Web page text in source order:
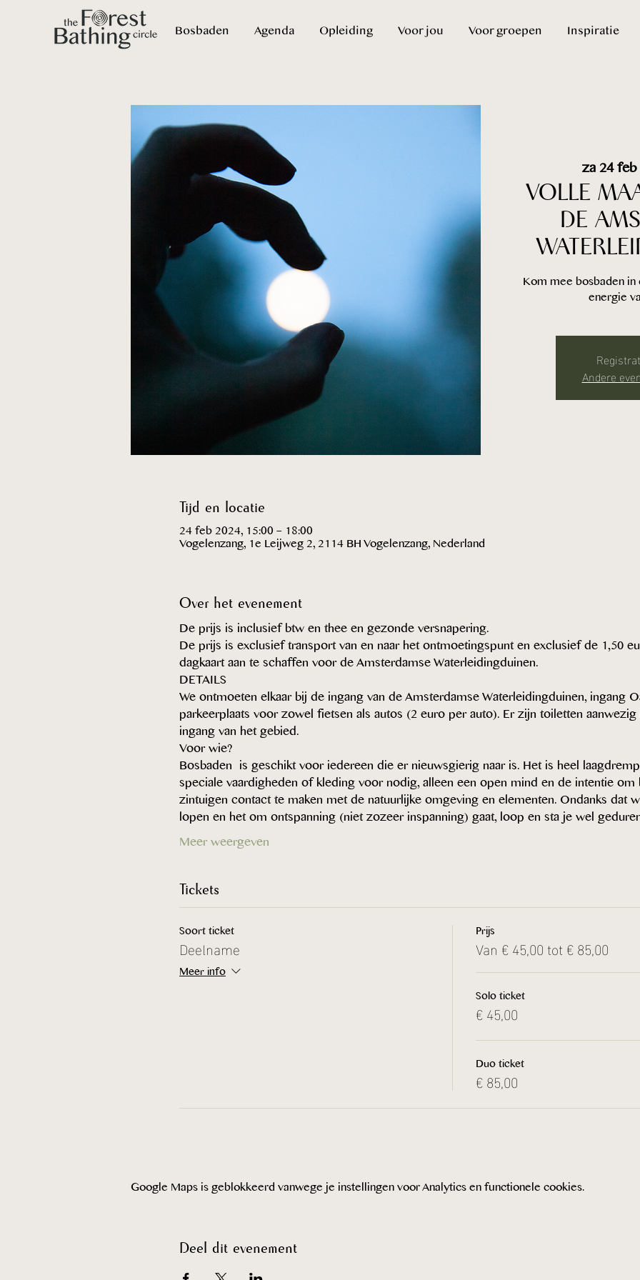
Bosbaden Agenda Opleiding Voor jou Voor groepen Inspiratie
za 24 feb
VOLLE
DE
Kom mee bosbaden
energie
Andere
Tijd en locatie
24 feb 2024, 15:00 – 18:00
Vogelenzang, 1e Leijweg 2, 2114 BH Vogelenzang, Nederland
Over het evenement
De prijs is inclusief btw en thee en gezonde versnapering.
De prijs is exclusief transport van en naar het ontmoetingspunt en exclusief de 1,50
dagkaart aan te schaffen voor de Amsterdamse Waterleidingduinen.
DETAILS
We ontmoeten elkaar bij de ingang van de Amsterdamse Waterleidingduinen, ingang
parkeerplaats voor zowel fietsen als autos (2 euro per auto). Er zijn toiletten
ingang van het gebied.
Voor wie?
Bosbaden  is geschikt voor iedereen die er nieuwsgierig naar is. Het is heel
speciale vaardigheden of kleding voor nodig, alleen een open mind en de intentie
zintuigen contact te maken met de natuurlijke omgeving en elementen. Ondanks dat
lopen en het om ontspanning (niet zozeer inspanning) gaat, loop en sta je wel
Meer weergeven
Tickets
Soort ticket
Deelname
Meer info
Prijs
Van € 45,00 tot € 85,00
Solo ticket
€ 45,00
Duo ticket
€ 85,00
Google Maps is geblokkeerd vanwege je instellingen voor Analytics en functionele cookies.
Deel dit evenement